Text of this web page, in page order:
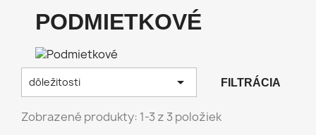
PODMIETKOVÉ
dôležitosti  FILTRÁCIA
Zobrazené produkty: 1-3 z 3 položiek